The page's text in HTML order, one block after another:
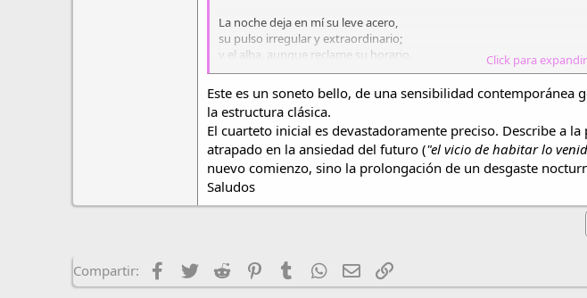
La noche deja en mí su leve acero,
su pulso irregular y extraordinario;
y el alba, aunque reclame su horario,
me encuentra aún perdido en su sendero.
La lluvia cae en gotas pensativas,
sin saber que se vuelve melodía
al roce de un saxofón distante.
Y busco entre palabras fugitivas
un verso que se niega todavía;
Nicolás Bascialla
nicolasbascialla.blogspot.com
Click para
Este es un soneto bello, de una sensibilidad contemporánea
la estructura clásica.
El cuarteto inicial es devastadoramente preciso. Describe a
atrapado en la ansiedad del futuro ("el vicio de habitar lo
nuevo comienzo, sino la prolongación de un desgaste
Saludos
Compartir: Facebook
TwitterReddit PinterestTumblrWhatsApp
EmailEnlace